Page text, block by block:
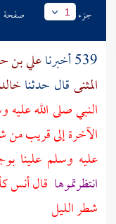
جزء 1 صفحة
539 أخبرنا علي بن
المثنىقال حدثناخالد
النبي صلى الله
الآخرة إلى قريب من
عليه وسلم علينا
انتظرتموها قالأنس
شطر الليل